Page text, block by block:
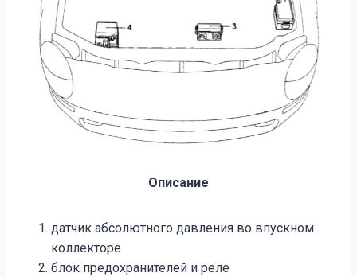
Описание
датчик абсолютного давления во впускном
коллекторе
блок предохранителей и реле